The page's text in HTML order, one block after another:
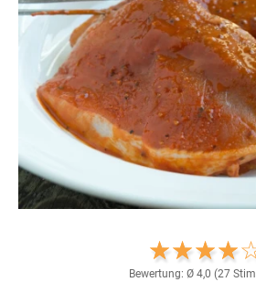
Bewertung: Ø 4,0 (27